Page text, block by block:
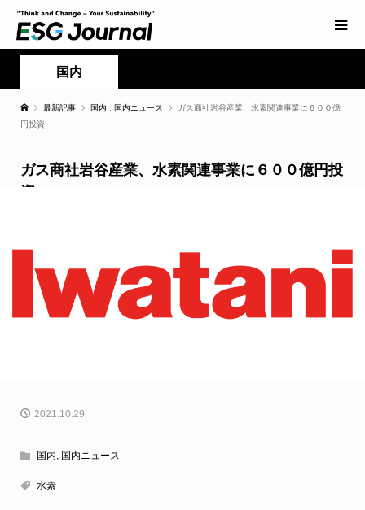
国内
最新記事 国内 国内ニュース
ガス商社岩谷産業、水素関連事業に６００億
円投資
ガス商社岩谷産業、水素関連事業に６００億円投
資
2021.10.29
国内, 国内ニュース
水素